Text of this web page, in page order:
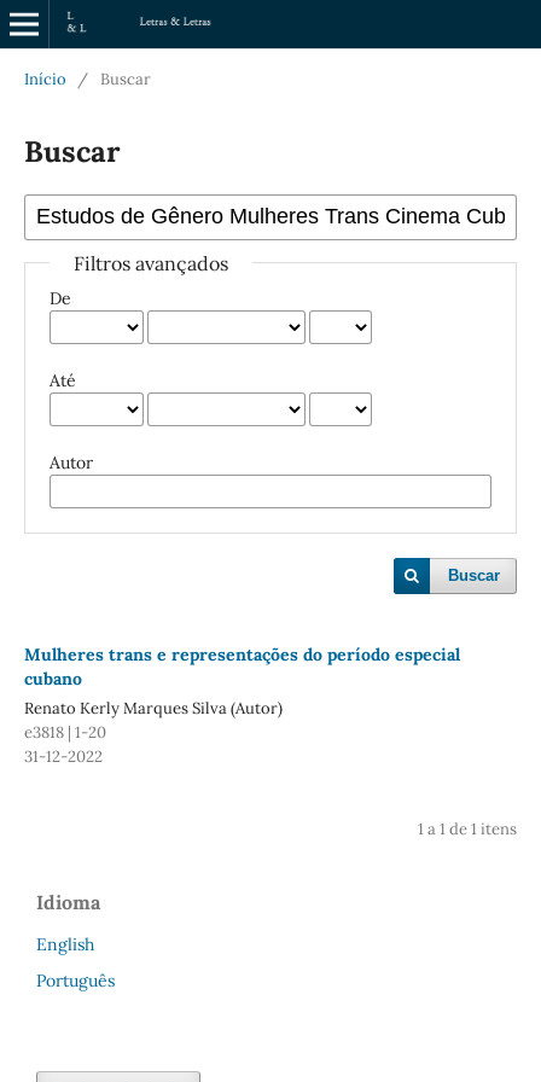
Início / Buscar
Buscar
Filtros avançados
De
Até
Autor
Buscar
Mulheres trans e representações do período especial
cubano
Renato Kerly Marques Silva (Autor)
e3818 | 1-20
31-12-2022
1 a 1 de 1 itens
Idioma
English
Português